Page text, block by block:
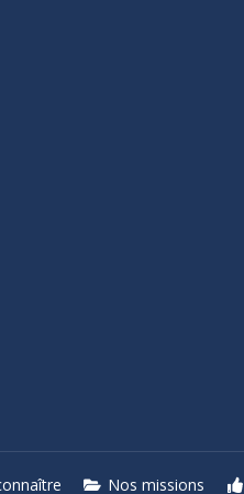
sur :
Nos missions